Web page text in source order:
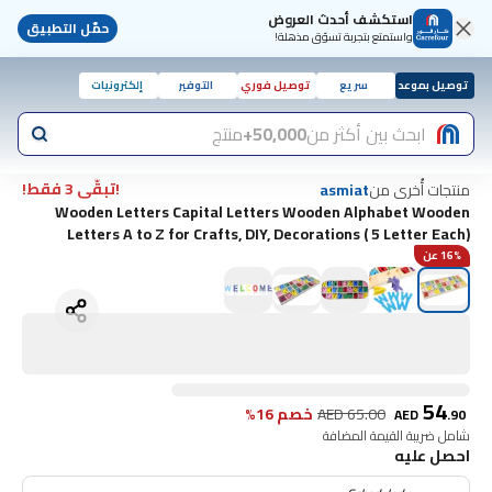
استكشف أحدث العروض
واستمتع بتجربة تسوّق مذهلة! حمّل التطبيق
توصيل بموعد سريع توصيل فوري التوفير إلكترونيات
ابحث بين أكثر من50,000+ منتج
منتجات أُخرى منasmiat
!تبقّى 3 فقط!
Wooden Letters Capital Letters Wooden Alphabet Wooden
Letters A to Z for Crafts, DIY, Decorations ( 5 Letter Each)
16% عن
AED54.90
AED65.00 خصم 16%
شامل ضريبة القيمة المضافة
احصل عليه